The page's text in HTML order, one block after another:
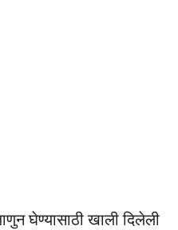
घेण्यासाठी खाली दिलेली